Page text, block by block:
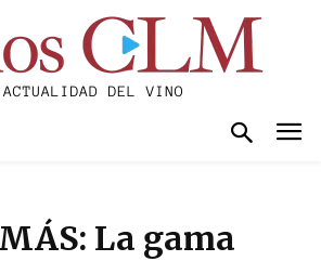
La gama